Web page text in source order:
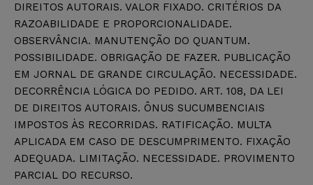
DIREITOS AUTORAIS. VALOR FIXADO. CRITÉRIOS DA
RAZOABILIDADE E PROPORCIONALIDADE.
OBSERVÂNCIA. MANUTENÇÃO DO QUANTUM.
POSSIBILIDADE. OBRIGAÇÃO DE FAZER. PUBLICAÇÃO
EM JORNAL DE GRANDE CIRCULAÇÃO. NECESSIDADE.
DECORRÊNCIA LÓGICA DO PEDIDO. ART. 108, DA LEI
DE DIREITOS AUTORAIS. ÔNUS SUCUMBENCIAIS
IMPOSTOS ÀS RECORRIDAS. RATIFICAÇÃO. MULTA
APLICADA EM CASO DE DESCUMPRIMENTO. FIXAÇÃO
ADEQUADA. LIMITAÇÃO. NECESSIDADE. PROVIMENTO
PARCIAL DO RECURSO.